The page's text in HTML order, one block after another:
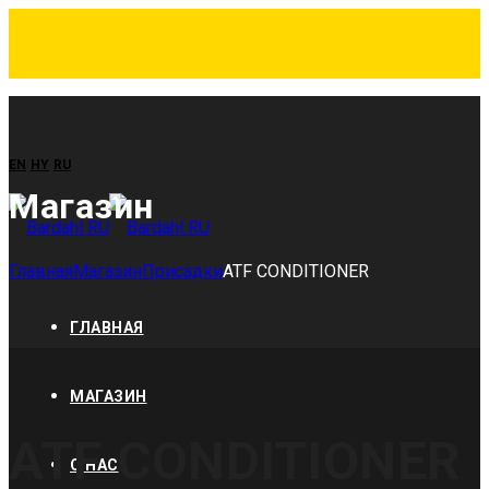
EN HY RU
ГЛАВНАЯ
МАГАЗИН
О НАС
Магазин
ГлавнаяМагазинПрисадкиATF CONDITIONER
ATF CONDITIONER